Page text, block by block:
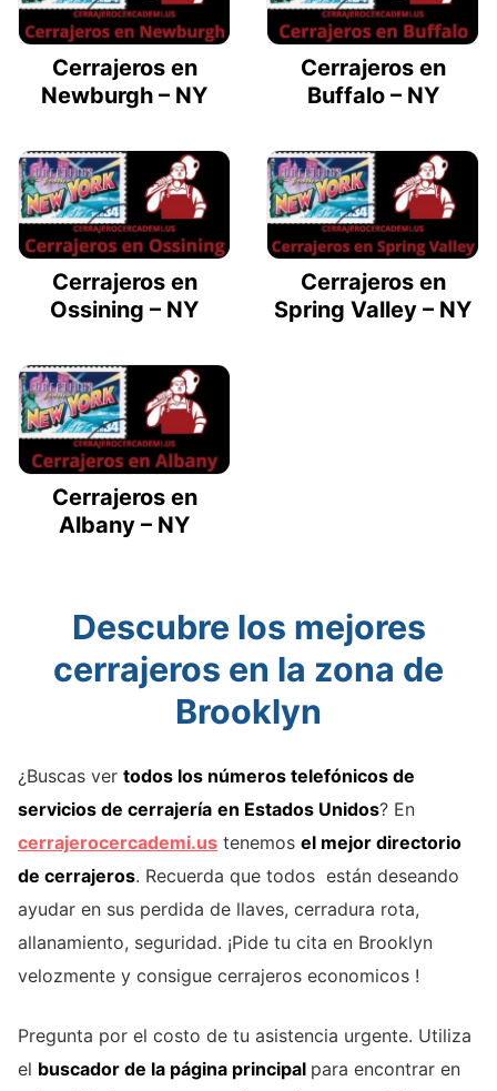
Cerrajeros en
Newburgh – NY
Cerrajeros en
Buffalo – NY
Cerrajeros en
Ossining – NY
Cerrajeros en
Spring Valley – NY
Cerrajeros en
Albany – NY
Descubre los mejores
cerrajeros en la zona de
Brooklyn
¿Buscas ver todos los números telefónicos de
servicios de cerrajería en Estados Unidos? En
cerrajerocercademi.us tenemos el mejor directorio
de cerrajeros. Recuerda que todos están deseando
ayudar en sus perdida de llaves, cerradura rota,
allanamiento, seguridad. ¡Pide tu cita en Brooklyn
velozmente y consigue cerrajeros economicos !
Pregunta por el costo de tu asistencia urgente. Utiliza
el buscador de la página principal para encontrar en